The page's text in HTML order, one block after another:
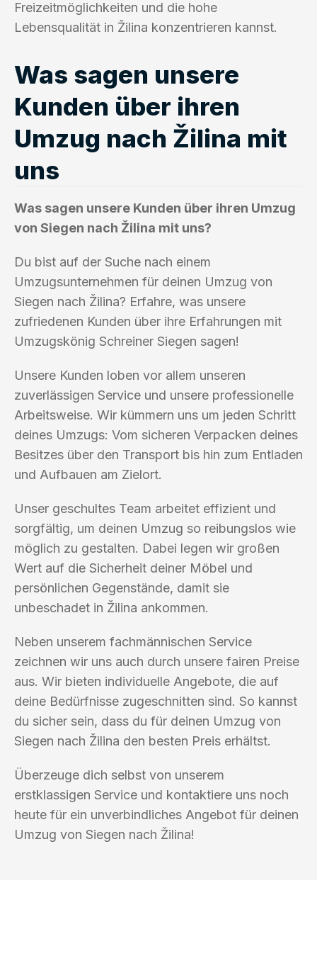
Freizeitmöglichkeiten und die hohe
Lebensqualität in Žilina konzentrieren kannst.
Was sagen unsere
Kunden über ihren
Umzug nach Žilina mit
uns
Was sagen unsere Kunden über ihren Umzug
von Siegen nach Žilina mit uns?
Du bist auf der Suche nach einem
Umzugsunternehmen für deinen Umzug von
Siegen nach Žilina? Erfahre, was unsere
zufriedenen Kunden über ihre Erfahrungen mit
Umzugskönig Schreiner Siegen sagen!
Unsere Kunden loben vor allem unseren
zuverlässigen Service und unsere professionelle
Arbeitsweise. Wir kümmern uns um jeden Schritt
deines Umzugs: Vom sicheren Verpacken deines
Besitzes über den Transport bis hin zum Entladen
und Aufbauen am Zielort.
Unser geschultes Team arbeitet effizient und
sorgfältig, um deinen Umzug so reibungslos wie
möglich zu gestalten. Dabei legen wir großen
Wert auf die Sicherheit deiner Möbel und
persönlichen Gegenstände, damit sie
unbeschadet in Žilina ankommen.
Neben unserem fachmännischen Service
zeichnen wir uns auch durch unsere fairen Preise
aus. Wir bieten individuelle Angebote, die auf
deine Bedürfnisse zugeschnitten sind. So kannst
du sicher sein, dass du für deinen Umzug von
Siegen nach Žilina den besten Preis erhältst.
Überzeuge dich selbst von unserem
erstklassigen Service und kontaktiere uns noch
heute für ein unverbindliches Angebot für deinen
Umzug von Siegen nach Žilina!